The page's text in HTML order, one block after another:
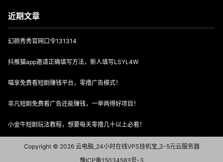
近期文章
幻颜秀秀官网口令131314
抖推猫app邀请正确填写方法，新人填写LSYL4W
喵享免费看短剧赚钱平台，零撸广告模式！
非凡短剧免费看广告还能赚钱，一举两得好项目！
小金牛短剧玩法教程，想要每天零撸几十以上必看！
Copyright © 2026云电脑_24小时在线VPS挂机宝_3-5元云服务器
豫ICP备15034583号-3